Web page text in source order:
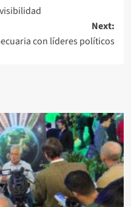
Next:
con líderes políticos